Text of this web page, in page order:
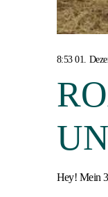
8:53 01.
Hey! Mein